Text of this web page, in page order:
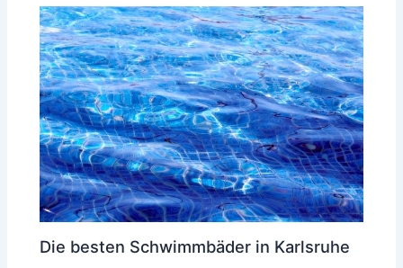
Die besten Schwimmbäder in Karlsruhe